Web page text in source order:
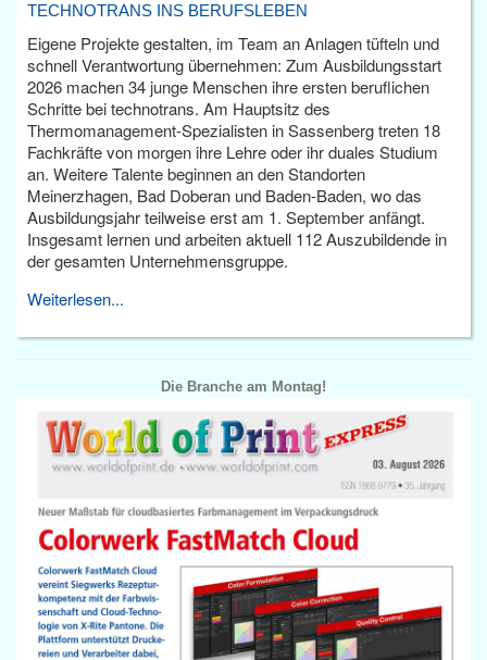
TECHNOTRANS INS BERUFSLEBEN
Eigene Projekte gestalten, im Team an Anlagen tüfteln und
schnell Verantwortung übernehmen: Zum Ausbildungsstart
2026 machen 34 junge Menschen ihre ersten beruflichen
Schritte bei technotrans. Am Hauptsitz des
Thermomanagement-Spezialisten in Sassenberg treten 18
Fachkräfte von morgen ihre Lehre oder ihr duales Studium
an. Weitere Talente beginnen an den Standorten
Meinerzhagen, Bad Doberan und Baden-Baden, wo das
Ausbildungsjahr teilweise erst am 1. September anfängt.
Insgesamt lernen und arbeiten aktuell 112 Auszubildende in
der gesamten Unternehmensgruppe.
Weiterlesen...
Die Branche am Montag!